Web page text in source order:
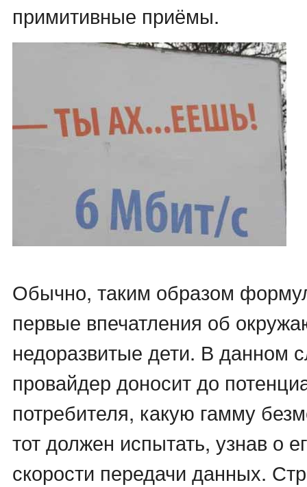
примитивные приёмы.
Обычно, таким образом
первые впечатления об
недоразвитые дети. В данном
провайдер доносит до
потребителя, какую гамму
тот должен испытать, узнав о
скорости передачи данных.